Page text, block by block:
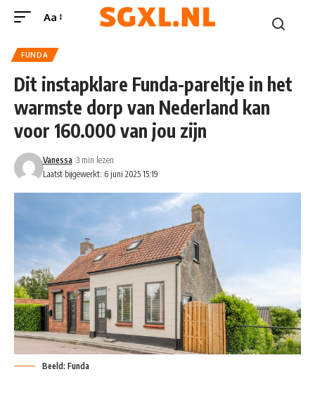
Aa
FUNDA
Dit instapklare Funda-pareltje in het
warmste dorp van Nederland kan
voor 160.000 van jou zijn
Laatst bijgewerkt: 6 juni 2025 15:19
Vanessa 3 min lezen
Beeld: Funda